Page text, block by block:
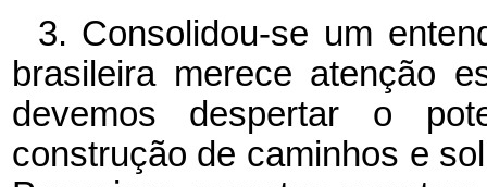
3. Consolidou-se um
brasileira merece atenção
devemos despertar o
construção de caminhos e